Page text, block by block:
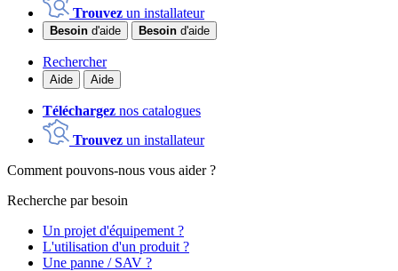
Trouvez un installateur
Besoin d'aide Besoin d'aide
Rechercher
Aide Aide
Téléchargez nos catalogues
Trouvez un installateur
Comment pouvons-nous vous aider ?
Recherche par besoin
Un projet d'équipement ?
L'utilisation d'un produit ?
Une panne / SAV ?